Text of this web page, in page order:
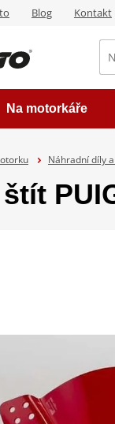
Blog Kontakt
Na motorkáře
Náhradní díly